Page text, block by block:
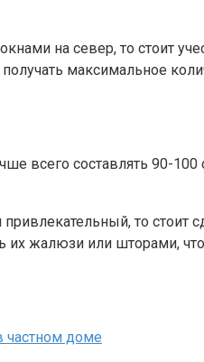
на север, то стоит
максимальное
всего составлять 90-100
то стоит
жалюзи или шторами,
доме